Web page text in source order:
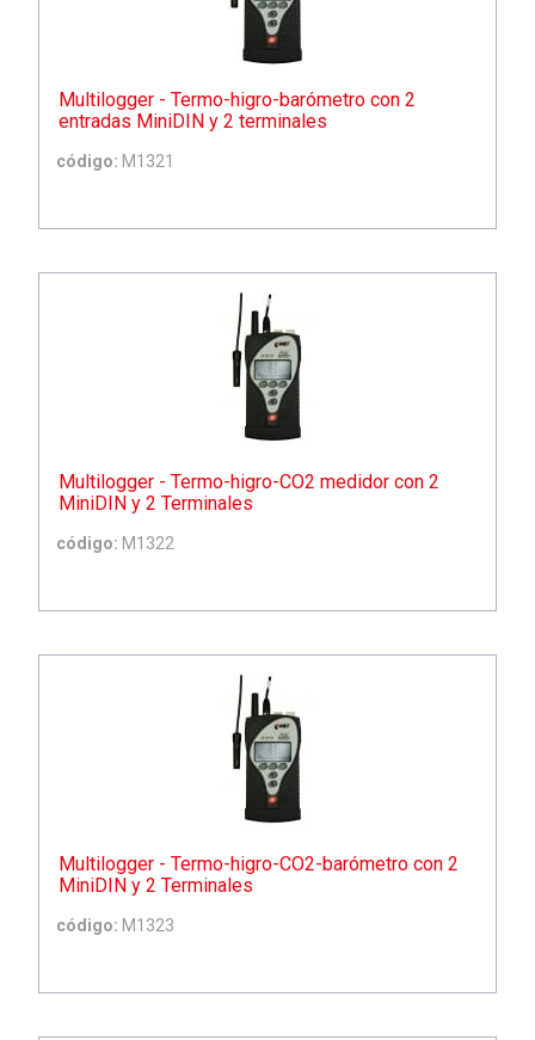
Multilogger - Termo-higro-barómetro con 2
entradas MiniDIN y 2 terminales
código: M1321
Multilogger - Termo-higro-CO2 medidor con 2
MiniDIN y 2 Terminales
código: M1322
Multilogger - Termo-higro-CO2-barómetro con 2
MiniDIN y 2 Terminales
código: M1323